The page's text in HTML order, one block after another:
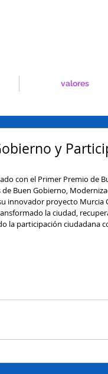
valores
y
con el Primer Premio de
Buen Gobierno,
innovador proyecto Murcia
la ciudad,
la participación ciudadana